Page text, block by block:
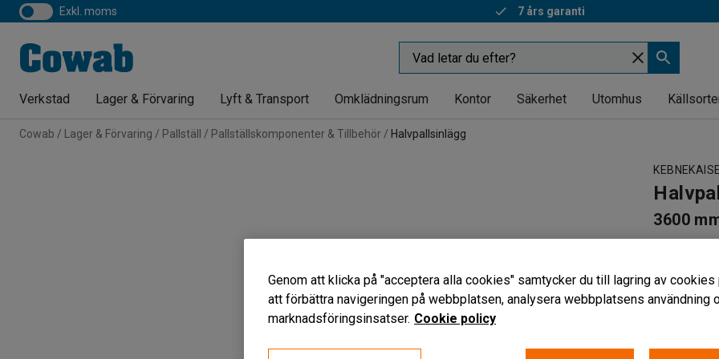
exkl. moms 7 års garanti
Verkstad Lager & Förvaring Lyft & Transport Omklädningsrum Kontor Säkerhet Utomhus
Cowab Lager & Förvaring Pallställ Pallställskomponenter & Tillbehör Halvpallsinlägg
KEBNEKAISE
3600
Art. nr:
Till
För
Genom att klicka på "acceptera alla cookies" samtycker du till lagring av
att förbättra navigeringen på webbplatsen, analysera webbplatsens användning
marknadsföringsinsatser. Cookie policy